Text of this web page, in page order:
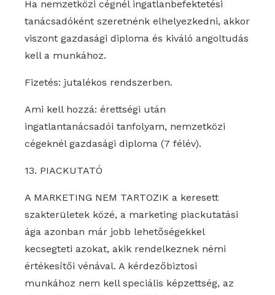
Ha nemzetközi cégnél ingatlanbefektetési
tanácsadóként szeretnénk elhelyezkedni, akkor
viszont gazdasági diploma és kiváló angoltudás
kell a munkához.
Fizetés: jutalékos rendszerben.
Ami kell hozzá: érettségi után
ingatlantanácsadói tanfolyam, nemzetközi
cégeknél gazdasági diploma (7 félév).
13. PIACKUTATÓ
A MARKETING NEM TARTOZIK a keresett
szakterületek közé, a marketing piackutatási
ága azonban már jobb lehetőségekkel
kecsegteti azokat, akik rendelkeznek némi
értékesítői vénával. A kérdezőbiztosi
munkához nem kell speciális képzettség, az